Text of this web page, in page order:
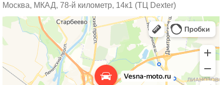
Москва, МКАД, 78-й километр, 14к1 (ТЦ Dexter)